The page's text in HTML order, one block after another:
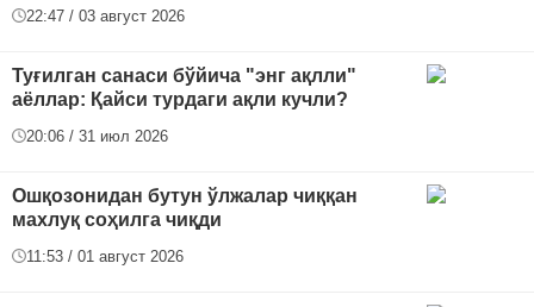
22:47 / 03 август 2026
Туғилган санаси бўйича "энг ақлли"
аёллар: Қайси турдаги ақли кучли?
20:06 / 31 июл 2026
Ошқозонидан бутун ўлжалар чиққан
махлуқ соҳилга чиқди
11:53 / 01 август 2026